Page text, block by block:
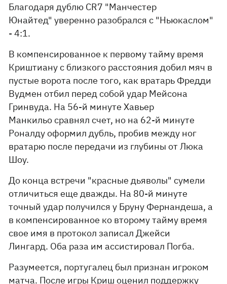
Благодаря дублю CR7 "Манчестер
Юнайтед" уверенно разобрался с "Ньюкаслом"
- 4:1.
В компенсированное к первому тайму время
Криштиану с близкого расстояния добил мяч в
пустые ворота после того, как вратарь Фредди
Вудмен отбил перед собой удар Мейсона
Гринвуда. На 56-й минуте Хавьер
Манкильо сравнял счет, но на 62-й минуте
Роналду оформил дубль, пробив между ног
вратарю после передачи из глубины от Люка
Шоу.
До конца встречи "красные дьяволы" сумели
отличиться еще дважды. На 80-й минуте
точный удар получился у Бруну Фернандеша, а
в компенсированное ко второму тайму время
свое имя в протокол записал Джейси
Лингард. Оба раза им ассистировал Погба.
Разумеется, португалец был признан игроком
матча. После игры Криш оценил поддержку